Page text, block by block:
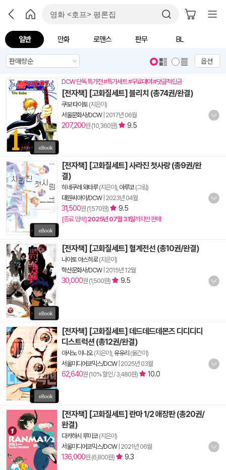
일반 만화 로맨스 판무 BL
옵션
DCW 단독 특가전 #특가세트 #무료대여 #댓글적립금
[전자책] [고화질세트] 블리치 (총74권/완결)
쿠보 타이토(지은이)
서울문화사/DCW| 2017년 06월
207,200원 (10,360원) 9.5
[전자책] [고화질세트] 사라진 첫사랑 (총9권/완
결)
히네쿠레 와타루(지은이), 아루코(그림)
대원씨아이/DCW| 2023년 04월
31,500원 (1,570원) 9.5
[종료 임박] 2025년 07월 31일까지만 판매
[전자책] [고화질세트] 혈계전선 (총10권/완결)
나이토 야스히로(지은이)
학산문화사/DCW| 2015년 12월
30,000원 (1,500원) 9.5
[전자책] [고화질세트] 데드데드데몬즈 디디디디
디스트럭션 (총12권/완결)
아사노 이니오(지은이), 유유리 (옮긴이)
서울미디어코믹스/DCW| 2025년 03월
62,640원 (10% 할인 / 3,480원) 10.0
[전자책] [고화질세트] 란마 1/2 애장판 (총20권/
완결)
다카하시 루미코(지은이)
서울미디어코믹스/DCW| 2021년 06월
136,000원 (6,800원) 9.3